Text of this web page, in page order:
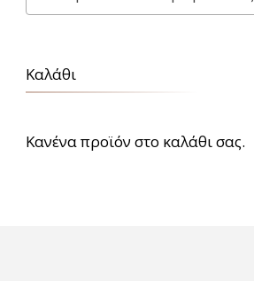
Καλάθι
Κανένα προϊόν στο καλάθι σας.